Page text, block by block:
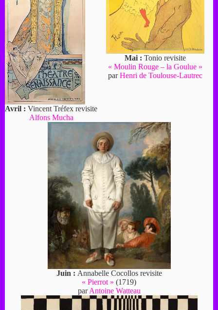
Avril : Vincent Tréfex revisite
Alfons Mucha
Mai : Tonio revisite
« Moulin Rouge – la Goulue »
parHenri de Toulouse-Lautrec
Juin : Annabelle Cocollos revisite
« Pierrot » (1719)
parAntoine Watteau